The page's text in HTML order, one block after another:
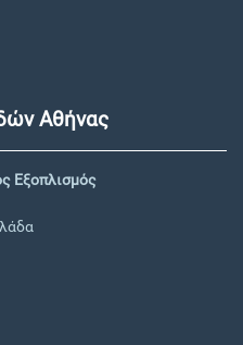
Αθήνας
Εξοπλισμός